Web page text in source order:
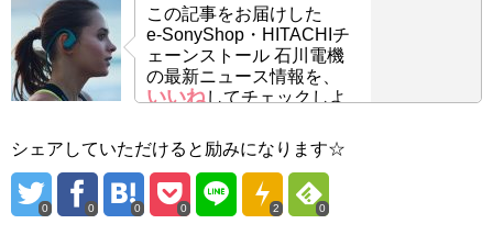
この記事をお届けした
e-SonyShop・HITACHIチ
ェーンストール 石川電機
の最新ニュース情報を、
いいねしてチェックしよ
シェアしていただけると励みになります☆
0 0 0 0 2 0